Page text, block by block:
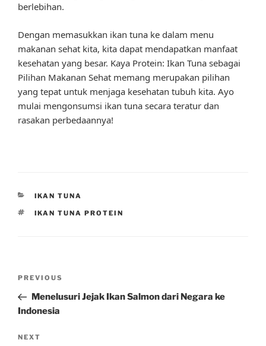
berlebihan.
Dengan memasukkan ikan tuna ke dalam menu
makanan sehat kita, kita dapat mendapatkan manfaat
kesehatan yang besar. Kaya Protein: Ikan Tuna sebagai
Pilihan Makanan Sehat memang merupakan pilihan
yang tepat untuk menjaga kesehatan tubuh kita. Ayo
mulai mengonsumsi ikan tuna secara teratur dan
rasakan perbedaannya!
CATEGORIES
IKAN TUNA
TAGS
IKAN TUNA PROTEIN
Previous
Post
PREVIOUS
Menelusuri Jejak Ikan Salmon dari Negara ke
Indonesia
Next
NEXT